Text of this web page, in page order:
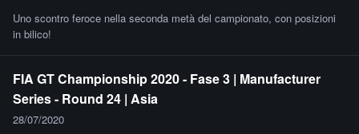
Uno scontro feroce nella seconda metà del campionato, con posizioni
in bilico!
FIA GT Championship 2020 - Fase 3 | Manufacturer
Series - Round 24 | Asia
28/07/2020